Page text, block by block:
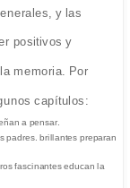
y las
positivos y
memoria. Por
capítulos:
a pensar.
padres. brillantes preparan
fascinantes educan la